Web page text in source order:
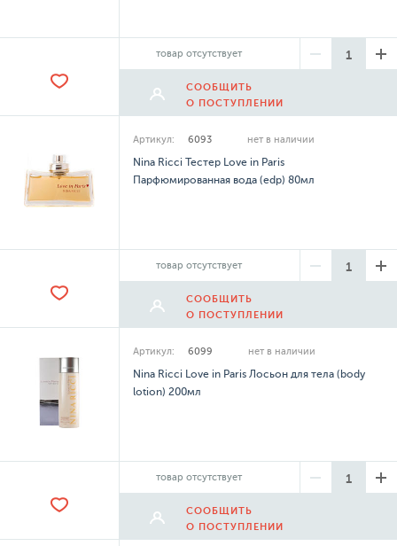
товар отсутствует
СООБЩИТЬ
О ПОСТУПЛЕНИИ
Артикул: 6093 нет в наличии
Nina Ricci Тестер Love in Paris
Парфюмированная вода (edp) 80мл
товар отсутствует
СООБЩИТЬ
О ПОСТУПЛЕНИИ
Артикул: 6099 нет в наличии
Nina Ricci Love in Paris Лосьон для тела (body
lotion) 200мл
товар отсутствует
СООБЩИТЬ
О ПОСТУПЛЕНИИ